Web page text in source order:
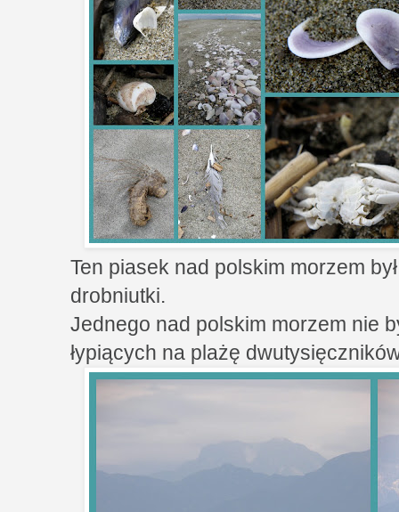
Ten piasek nad polskim morzem
drobniutki.
Jednego nad polskim morzem nie
łypiących na plażę